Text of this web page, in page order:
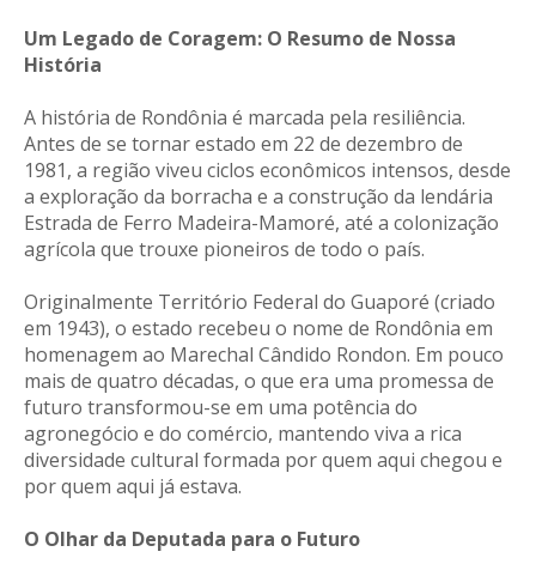
Um Legado de Coragem: O Resumo de Nossa
História
A história de Rondônia é marcada pela resiliência.
Antes de se tornar estado em 22 de dezembro de
1981, a região viveu ciclos econômicos intensos, desde
a exploração da borracha e a construção da lendária
Estrada de Ferro Madeira-Mamoré, até a colonização
agrícola que trouxe pioneiros de todo o país.
Originalmente Território Federal do Guaporé (criado
em 1943), o estado recebeu o nome de Rondônia em
homenagem ao Marechal Cândido Rondon. Em pouco
mais de quatro décadas, o que era uma promessa de
futuro transformou-se em uma potência do
agronegócio e do comércio, mantendo viva a rica
diversidade cultural formada por quem aqui chegou e
por quem aqui já estava.
O Olhar da Deputada para o Futuro